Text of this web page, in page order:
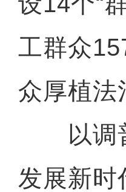
工群众
众厚植法
以调普
发展新时